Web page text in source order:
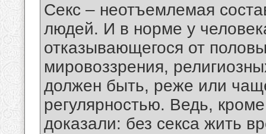
Секс – неотъемлемая
людей. И в норме у
отказывающегося от
мировоззрения,
должен быть, реже или
регулярностью. Ведь,
доказали: без секса жить